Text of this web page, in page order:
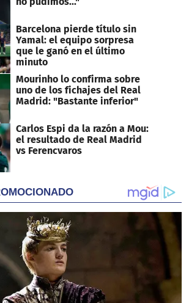
Barcelona pierde título sin
Yamal: el equipo sorpresa
que le ganó en el último
minuto
Mourinho lo confirma sobre
uno de los fichajes del Real
Madrid: "Bastante inferior"
Carlos Espi da la razón a Mou:
el resultado de Real Madrid
vs Ferencvaros